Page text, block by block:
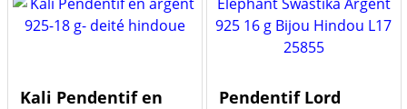
Kali Pendentif en
Pendentif Lord